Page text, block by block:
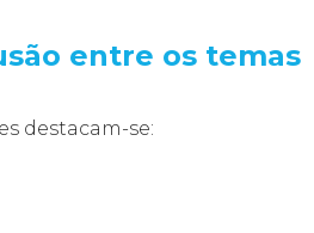
entre os temas
destacam-se: